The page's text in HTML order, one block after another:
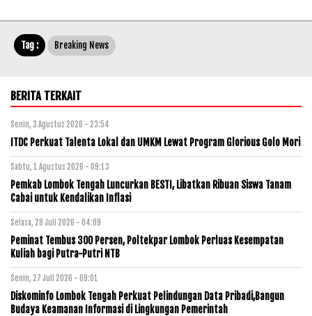
Tag : Breaking News
BERITA TERKAIT
Senin, 3 Agustus 2026 - 23:54
ITDC Perkuat Talenta Lokal dan UMKM Lewat Program Glorious Golo Mori
Sabtu, 1 Agustus 2026 - 09:13
Pemkab Lombok Tengah Luncurkan BESTI, Libatkan Ribuan Siswa Tanam
Cabai untuk Kendalikan Inflasi
Selasa, 28 Juli 2026 - 04:09
Peminat Tembus 300 Persen, Poltekpar Lombok Perluas Kesempatan
Kuliah bagi Putra-Putri NTB
Senin, 27 Juli 2026 - 09:01
Diskominfo Lombok Tengah Perkuat Pelindungan Data Pribadi,Bangun
Budaya Keamanan Informasi di Lingkungan Pemerintah